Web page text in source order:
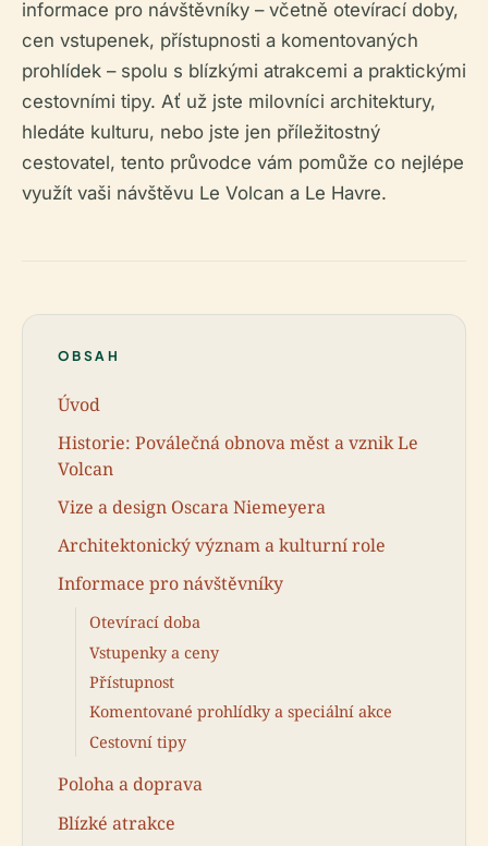
informace pro návštěvníky – včetně otevírací doby,
cen vstupenek, přístupnosti a komentovaných
prohlídek – spolu s blízkými atrakcemi a praktickými
cestovními tipy. Ať už jste milovníci architektury,
hledáte kulturu, nebo jste jen příležitostný
cestovatel, tento průvodce vám pomůže co nejlépe
využít vaši návštěvu Le Volcan a Le Havre.
OBSAH
Úvod
Historie: Poválečná obnova měst a vznik Le
Volcan
Vize a design Oscara Niemeyera
Architektonický význam a kulturní role
Informace pro návštěvníky
Otevírací doba
Vstupenky a ceny
Přístupnost
Komentované prohlídky a speciální akce
Cestovní tipy
Poloha a doprava
Blízké atrakce